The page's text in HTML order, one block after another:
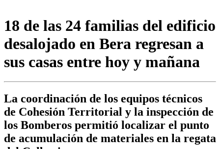
18 de las 24 familias del edificio
desalojado en Bera regresan a
sus casas entre hoy y mañana
La coordinación de los equipos técnicos
de Cohesión Territorial y la inspección de
los Bomberos permitió localizar el punto
de acumulación de materiales en la regata